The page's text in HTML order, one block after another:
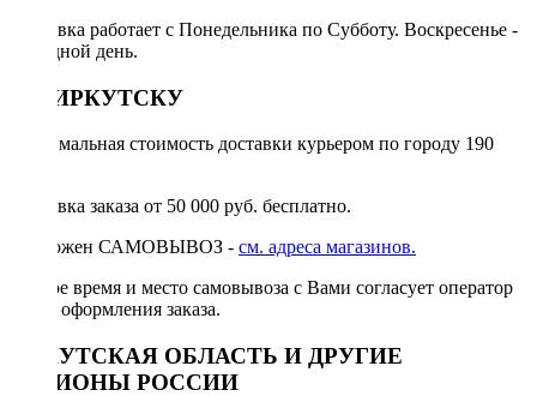
Доставка работает с Понедельника по Субботу. Воскресенье -
выходной день.
ПО ИРКУТСКУ
Минимальная стоимость доставки курьером по городу 190
Доставка заказа от 50 000 руб. бесплатно.
Возможен САМОВЫВОЗ - см. адреса магазинов.
Точное время и место самовывоза с Вами согласует оператор
после оформления заказа.
ИРКУТСКАЯ ОБЛАСТЬ И ДРУГИЕ
РЕГИОНЫ РОССИИ